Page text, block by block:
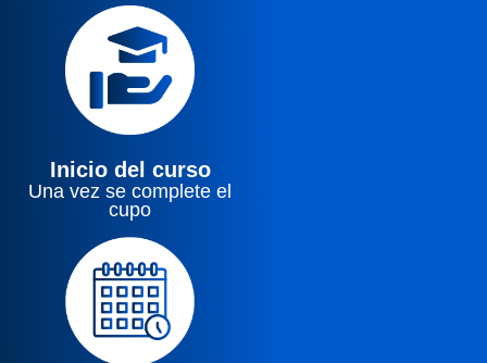
Inicio del curso
Una vez se complete el
cupo